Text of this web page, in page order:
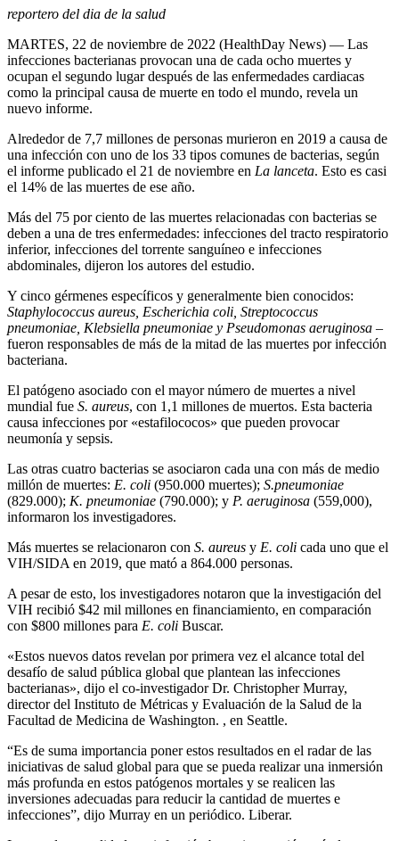
reportero del dia de la salud
MARTES, 22 de noviembre de 2022 (HealthDay News) — Las
infecciones bacterianas provocan una de cada ocho muertes y
ocupan el segundo lugar después de las enfermedades cardiacas
como la principal causa de muerte en todo el mundo, revela un
nuevo informe.
Alrededor de 7,7 millones de personas murieron en 2019 a causa de
una infección con uno de los 33 tipos comunes de bacterias, según
el informe publicado el 21 de noviembre en La lanceta. Esto es casi
el 14% de las muertes de ese año.
Más del 75 por ciento de las muertes relacionadas con bacterias se
deben a una de tres enfermedades: infecciones del tracto respiratorio
inferior, infecciones del torrente sanguíneo e infecciones
abdominales, dijeron los autores del estudio.
Y cinco gérmenes específicos y generalmente bien conocidos:
Staphylococcus aureus, Escherichia coli, Streptococcus
pneumoniae, Klebsiella pneumoniae y Pseudomonas aeruginosa –
fueron responsables de más de la mitad de las muertes por infección
bacteriana.
El patógeno asociado con el mayor número de muertes a nivel
mundial fue S. aureus, con 1,1 millones de muertos. Esta bacteria
causa infecciones por «estafilococos» que pueden provocar
neumonía y sepsis.
Las otras cuatro bacterias se asociaron cada una con más de medio
millón de muertes: E. coli (950.000 muertes); S.pneumoniae
(829.000); K. pneumoniae (790.000); y P. aeruginosa (559,000),
informaron los investigadores.
Más muertes se relacionaron con S. aureus y E. coli cada uno que el
VIH/SIDA en 2019, que mató a 864.000 personas.
A pesar de esto, los investigadores notaron que la investigación del
VIH recibió $42 mil millones en financiamiento, en comparación
con $800 millones para E. coli Buscar.
«Estos nuevos datos revelan por primera vez el alcance total del
desafío de salud pública global que plantean las infecciones
bacterianas», dijo el co-investigador Dr. Christopher Murray,
director del Instituto de Métricas y Evaluación de la Salud de la
Facultad de Medicina de Washington. , en Seattle.
“Es de suma importancia poner estos resultados en el radar de las
iniciativas de salud global para que se pueda realizar una inmersión
más profunda en estos patógenos mortales y se realicen las
inversiones adecuadas para reducir la cantidad de muertes e
infecciones”, dijo Murray en un periódico. Liberar.